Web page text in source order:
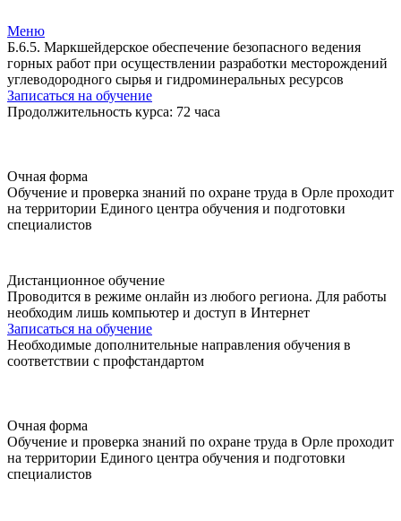
Меню
Б.6.5. Маркшейдерское обеспечение безопасного ведения
горных работ при осуществлении разработки месторождений
углеводородного сырья и гидроминеральных ресурсов
Записаться на обучение
Продолжительность курса: 72 часа
Очная форма
Обучение и проверка знаний по охране труда в Орле проходит
на территории Единого центра обучения и подготовки
специалистов
Дистанционное обучение
Проводится в режиме онлайн из любого региона. Для работы
необходим лишь компьютер и доступ в Интернет
Записаться на обучение
Необходимые дополнительные направления обучения в
соответствии с профстандартом
Очная форма
Обучение и проверка знаний по охране труда в Орле проходит
на территории Единого центра обучения и подготовки
специалистов